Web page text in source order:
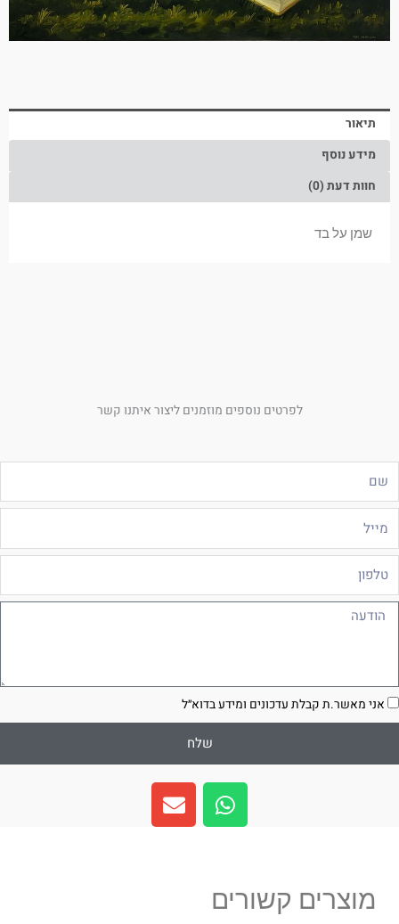
תיאור
מידע נוסף
חוות דעת (0)
שמן על בד
לפרטים נוספים מוזמנים ליצור איתנו קשר
אני מאשר.ת קבלת עדכונים ומידע בדוא״ל
שלח
W
h
a
a
E
n
v
מוצרים קשורים